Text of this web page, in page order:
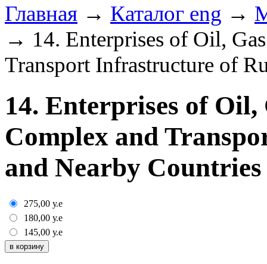
Главная → Каталог eng →
→ 14. Enterprises of Oil,
Transport Infrastructure of
14. Enterprises of Oil,
Complex and
and Nearby
275,00 у.е
180,00 у.е
145,00 у.е